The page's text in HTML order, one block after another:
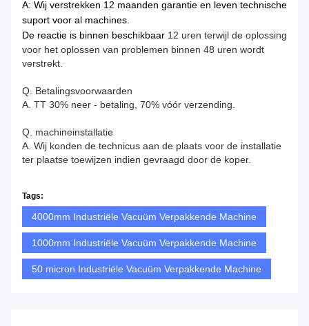
A: Wij verstrekken 12 maanden garantie en leven technische
suport voor al machines.
De reactie is binnen beschikbaar 12 uren terwijl de oplossing
voor het oplossen van problemen binnen 48 uren wordt
verstrekt.
Q. Betalingsvoorwaarden
A. TT 30% neer - betaling, 70% vóór verzending.
Q. machineinstallatie
A. Wij konden de technicus aan de plaats voor de installatie
ter plaatse toewijzen indien gevraagd door de koper.
Tags:
4000mm Industriële Vacuüm Verpakkende Machine
1000mm Industriële Vacuüm Verpakkende Machine
50 micron Industriële Vacuüm Verpakkende Machine